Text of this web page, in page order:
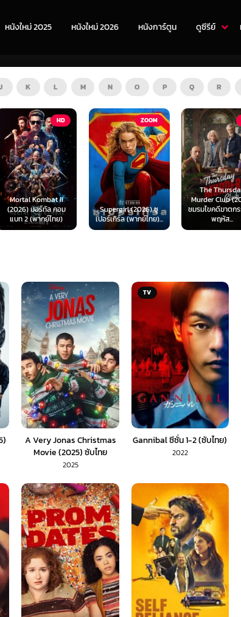
หนังใหม่ 2025 หนังใหม่ 2026 หนังการ์ตูน ดูซีรีย์
J K L M N O P Q R
ZOOM
Supergirl (2026) ซู
เปอร์เกิร์ล (พากย์ไทย)...
HD
The Thursday
Murder Club (2025)
ชมรมไขคดีฆาตกรรมวัน
พฤหัส...
Exhuma
มันขึ้นมาจากห
(พากย์ไทย)
A Very Jonas Christmas
Movie (2025) ซับไทย
2025
TV
Gannibal ซีซั่น 1-2 (ซับไทย)
2022